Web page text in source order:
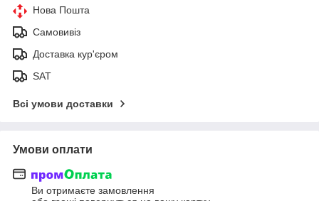
Нова Пошта
Самовивіз
Доставка кур'єром
SAT
Всі умови доставки
Умови оплати
Ви отримаєте замовлення